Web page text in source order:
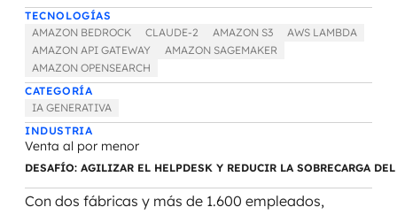
Gobernanza de datos
Modernización de aplicaciones
Desarrollo web y mobile
Modernización tecnológica
TECNOLOGÍAS
AMAZON BEDROCK
CLAUDE-2 AMAZON S3
AWS LAMBDA
AMAZON API GATEWAY
AMAZON SAGEMAKER
AMAZON OPENSEARCH
CATEGORÍA
IA GENERATIVA
INDUSTRIA
Venta al por menor
DESAFÍO: AGILIZAR EL HELPDESK Y REDUCIR LA SOBRECARGA
Con dos fábricas y más de 1.600 empleados,